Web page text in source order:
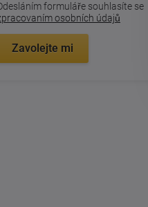
formuláře souhlasíte se
osobních údajů
Zavolejte mi